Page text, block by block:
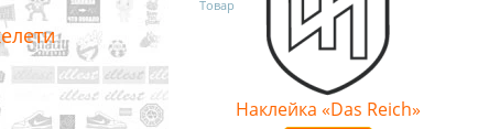
Товар
Наклейка «Das Reich»